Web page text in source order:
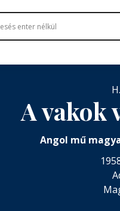
A vakok
Angol mű